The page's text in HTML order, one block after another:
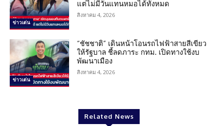
ข่าวเด่น
แต่ไม่มีวันแทนหมอได้ทั้งหมด
สิงหาคม 4, 2026
ข่าวเด่น
“ชัชชาติ” เดินหน้าโอนรถไฟฟ้าสายสีเขียว
ให้รัฐบาล ชี้ลดภาระ กทม. เปิดทางใช้งบ
พัฒนาเมือง
สิงหาคม 4, 2026
Related News